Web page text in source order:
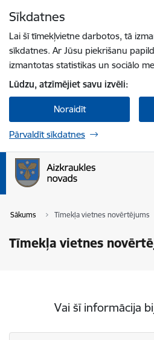
Sīkdatnes
Lai šī tīmekļvietne darbotos, tā
sīkdatnes. Ar Jūsu piekrišanu
izmantotas statistikas un sociālo
Lūdzu, atzīmējiet savu izvēli:
Noraidīt
Pārvaldīt sīkdatnes
Sākums Tīmekļa vietnes novērtējums
Tīmekļa vietnes
Vai šī informācija